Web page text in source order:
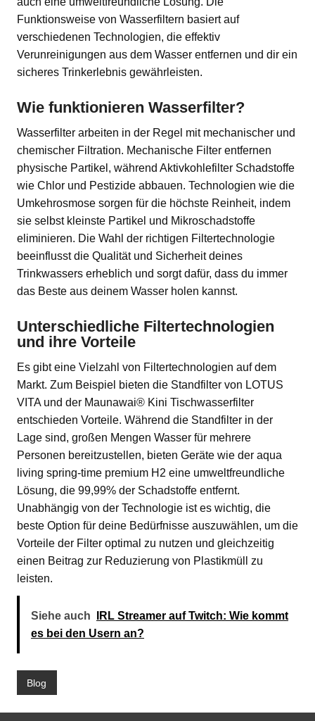
Funktionsweise von Wasserfiltern basiert auf
verschiedenen Technologien, die effektiv
Verunreinigungen aus dem Wasser entfernen und dir ein
sicheres Trinkerlebnis gewährleisten.
Wie funktionieren Wasserfilter?
Wasserfilter arbeiten in der Regel mit mechanischer und
chemischer Filtration. Mechanische Filter entfernen
physische Partikel, während Aktivkohlefilter Schadstoffe
wie Chlor und Pestizide abbauen. Technologien wie die
Umkehrosmose sorgen für die höchste Reinheit, indem
sie selbst kleinste Partikel und Mikroschadstoffe
eliminieren. Die Wahl der richtigen Filtertechnologie
beeinflusst die Qualität und Sicherheit deines
Trinkwassers erheblich und sorgt dafür, dass du immer
das Beste aus deinem Wasser holen kannst.
Unterschiedliche Filtertechnologien
und ihre Vorteile
Es gibt eine Vielzahl von Filtertechnologien auf dem
Markt. Zum Beispiel bieten die Standfilter von LOTUS
VITA und der Maunawai® Kini Tischwasserfilter
entschieden Vorteile. Während die Standfilter in der
Lage sind, großen Mengen Wasser für mehrere
Personen bereitzustellen, bieten Geräte wie der aqua
living spring-time premium H2 eine umweltfreundliche
Lösung, die 99,99% der Schadstoffe entfernt.
Unabhängig von der Technologie ist es wichtig, die
beste Option für deine Bedürfnisse auszuwählen, um die
Vorteile der Filter optimal zu nutzen und gleichzeitig
einen Beitrag zur Reduzierung von Plastikmüll zu
leisten.
Siehe auch
IRL Streamer auf Twitch: Wie kommt
es bei den Usern an?
Blog